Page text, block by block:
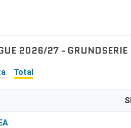
2026/27 - GRUNDSERIE
Total